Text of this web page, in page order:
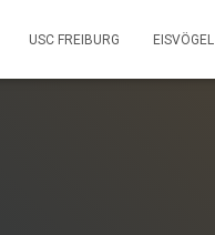
USC FREIBURG EISVÖGEL